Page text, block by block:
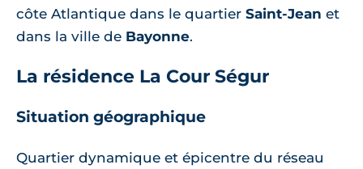
côte Atlantique dans le quartier Saint-Jean et
dans la ville de Bayonne.
La résidence La Cour Ségur
Situation géographique
Quartier dynamique et épicentre du réseau